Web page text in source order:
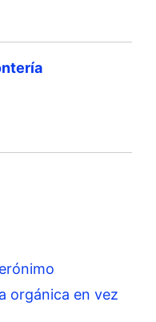
orgánica en vez